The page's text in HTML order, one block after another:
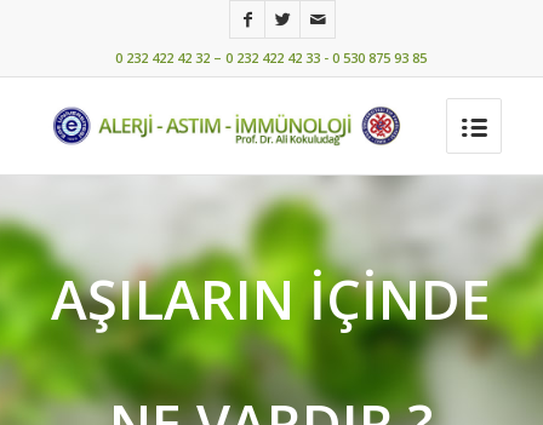
0 232 422 42 32 – 0 232 422 42 33 - 0 530 875 93 85
AŞILARIN İÇINDE